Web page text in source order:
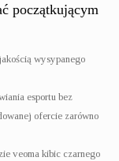
początkującym
wysypanego
esportu bez
ofercie zarówno
veoma kibic czarnego